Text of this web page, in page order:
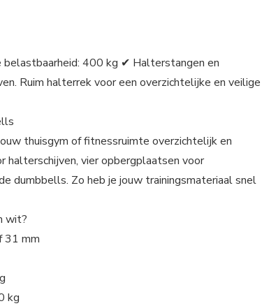
400 kg ✔ Halterstangen en
Ruim halterrek voor een overzichtelijke en veilige
thuisgym of fitnessruimte overzichtelijk en
halterschijven, vier opbergplaatsen voor
dumbbells. Zo heb je jouw trainingsmateriaal snel
wit?
31 mm
kg